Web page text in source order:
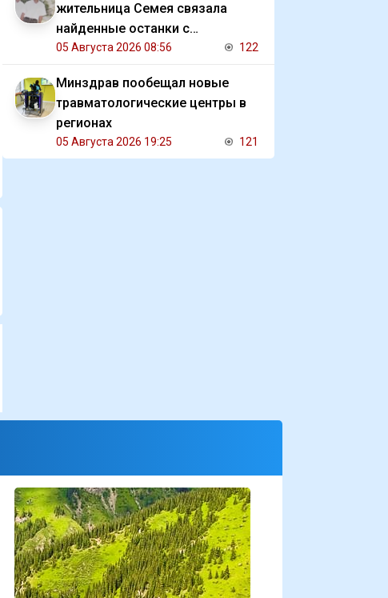
жительница Семея связала
найденные останки с
исчезновением отца
05 Августа 2026 08:56 122
Минздрав пообещал новые
травматологические центры в
регионах
05 Августа 2026 19:25 121